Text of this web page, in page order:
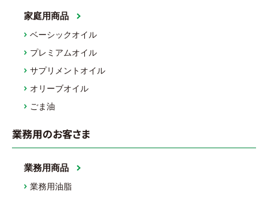
家庭用商品
ベーシックオイル
プレミアムオイル
サプリメントオイル
オリーブオイル
ごま油
業務用のお客さま
業務用商品
業務用油脂